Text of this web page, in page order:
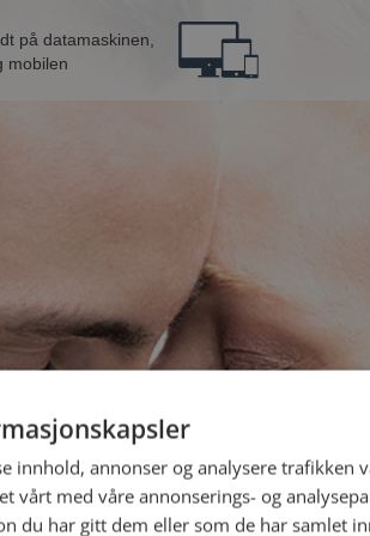
på datamaskinen,
mobilen
Bli
Jeg er en:
innhold, annonser og analysere trafikken
vårt med våre annonserings- og
du har gitt dem eller som de har samlet